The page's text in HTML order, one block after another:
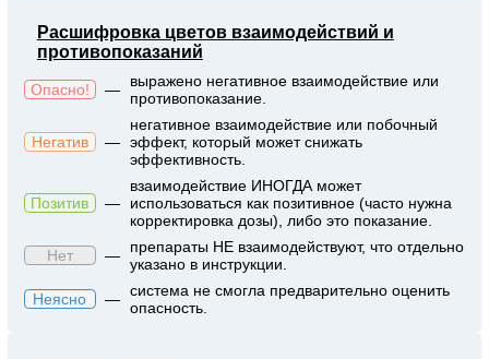
Расшифровка цветов взаимодействий и
противопоказаний
Опасно! —
выражено негативное взаимодействие или
противопоказание.
Негатив —
негативное взаимодействие или побочный
эффект, который может снижать
эффективность.
Позитив —
взаимодействие ИНОГДА может
использоваться как позитивное (часто нужна
корректировка дозы), либо это показание.
Нет
—
препараты НЕ взаимодействуют, что отдельно
указано в инструкции.
Неясно
— система не смогла предварительно оценить
опасность.